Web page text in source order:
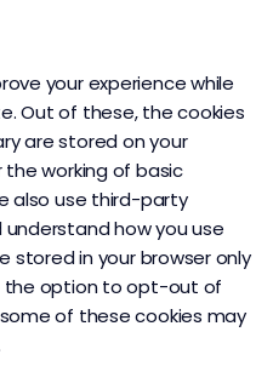
your experience while
Out of these, the cookies
are stored on your
working of basic
also use third-party
how you use
stored in your browser only
the option to opt-out of
of these cookies may